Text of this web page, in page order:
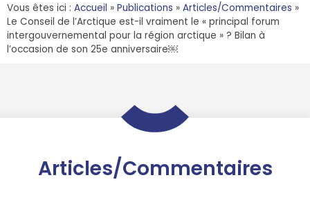
Vous êtes ici : Accueil » Publications » Articles/Commentaires »
Le Conseil de l’Arctique est-il vraiment le « principal forum
intergouvernemental pour la région arctique » ? Bilan à
l’occasion de son 25e anniversaire￼
Articles/Commentaires